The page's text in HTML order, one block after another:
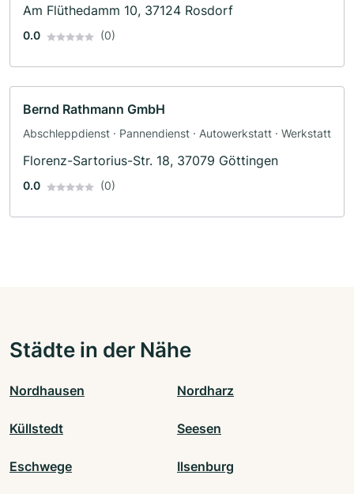
Am Flüthedamm 10, 37124 Rosdorf
0.0 (0)
Bernd Rathmann GmbH
Abschleppdienst · Pannendienst · Autowerkstatt · Werkstatt
Florenz-Sartorius-Str. 18, 37079 Göttingen
0.0 (0)
Städte in der Nähe
Nordhausen Nordharz
Küllstedt Seesen
Eschwege Ilsenburg